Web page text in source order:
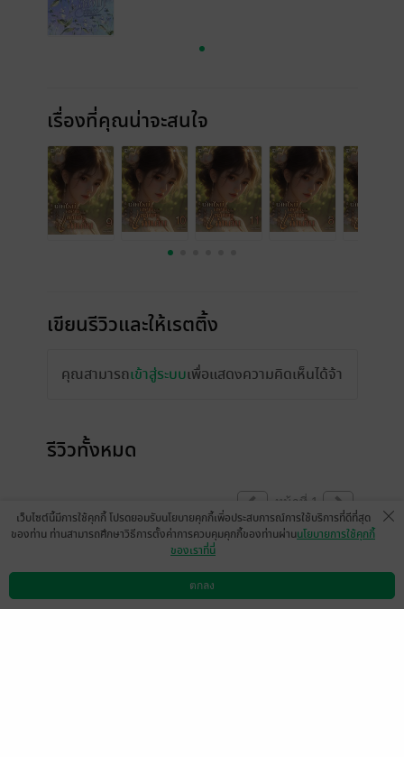
เรื่องที่คุณน่าจะสนใจ
เขียนรีวิวและให้เรตติ้ง
คุณสามารถเข้าสู่ระบบเพื่อแสดงความคิดเห็นได้จ้า
รีวิวทั้งหมด
หน้าที่ 1
เมเธีย./ลืมเลือน​เหมันต์​
ดาวน์โหลดแอป วิธีการใช้งาน ติดต่อเรา
เว็บไซต์นี้มีการใช้คุกกี้ โปรดยอมรับนโยบายคุกกี้เพื่อประสบการณ์การใช้บริการที่ดีที่สุด
ของท่าน ท่านสามารถศึกษาวิธีการตั้งค่าการควบคุมคุกกี้ของท่านผ่านนโยบายการใช้คุกกี้
ของเราที่นี่
ตกลง